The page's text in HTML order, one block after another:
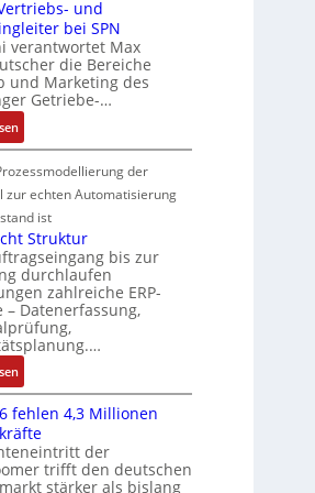
t
e
c
h
n
k
e
s
c
h
ä
f
t
s
f
ü
h
r
e
r
a
s
s
a
u
l
t
S
y
s
t
è
m
e
s
:
Q
2
-
E
r
g
e
b
und
bei SPN
verantwortet Max
die Bereiche
und Marketing des
Getriebe-…
:
N
e
r
V
e
r
t
r
i
e
b
s
-
u
n
der
zur echten Automatisierung
ist
Struktur
bis zur
durchlaufen
zahlreiche ERP-
– Datenerfassung,
:
K
I
b
r
a
fehlen 4,3 Millionen
der
trifft den deutschen
stärker als bislang